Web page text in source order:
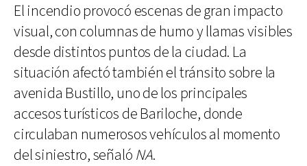
El incendio provocó escenas de gran impacto
visual, con columnas de humo y llamas visibles
desde distintos puntos de la ciudad. La
situación afectó también el tránsito sobre la
avenida Bustillo, uno de los principales
accesos turísticos de Bariloche, donde
circulaban numerosos vehículos al momento
del siniestro, señaló NA.